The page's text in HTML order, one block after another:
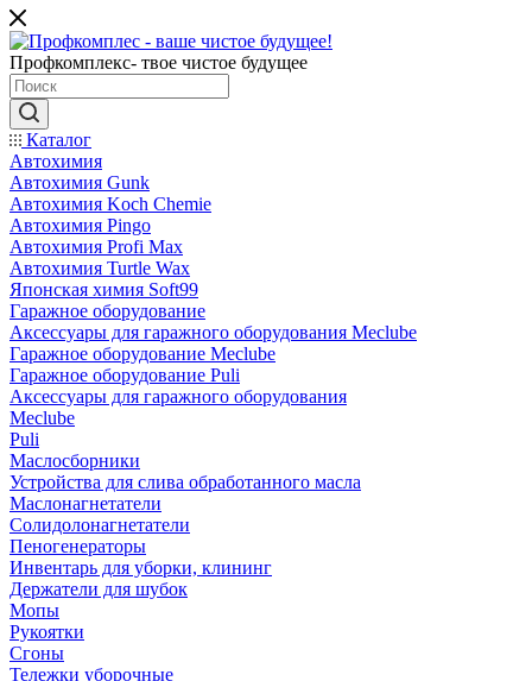
Профкомплекс- твое чистое будущее
Каталог
Автохимия
Автохимия Gunk
Автохимия Koch Chemie
Автохимия Pingo
Автохимия Profi Max
Автохимия Turtle Wax
Японская химия Soft99
Гаражное оборудование
Аксессуары для гаражного оборудования Meclube
Гаражное оборудование Meclube
Гаражное оборудование Puli
Аксессуары для гаражного оборудования
Meclube
Puli
Маслосборники
Устройства для слива обработанного масла
Маслонагнетатели
Солидолонагнетатели
Пеногенераторы
Инвентарь для уборки, клининг
Держатели для шубок
Мопы
Рукоятки
Сгоны
Тележки уборочные